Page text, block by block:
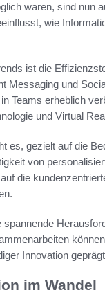
waren, sind nun
wie
ist die
Messaging und
Teams erheblich
und Virtual
es, gezielt auf die
von
die
Innovation
im Wandel